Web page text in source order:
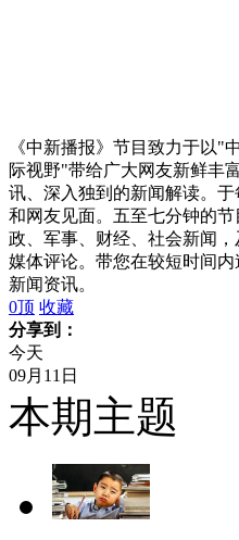
《中新播报》节目致力于以"
际视野"带给广大网友新鲜丰
讯、深入独到的新闻解读。
和网友见面。五至七分钟的节
政、军事、财经、社会新闻，
媒体评论。带您在较短时间内
新闻资讯。
0顶 收藏
分享到：
今天
09月11日
本期主题